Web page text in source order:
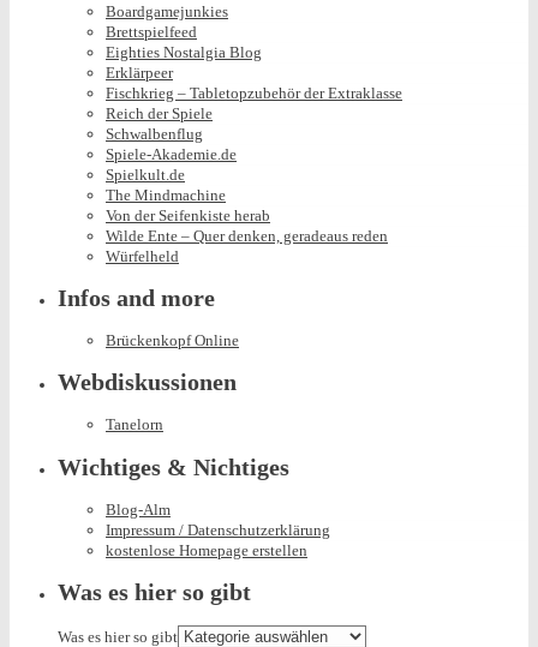
Boardgamejunkies
Brettspielfeed
Eighties Nostalgia Blog
Erklärpeer
Fischkrieg – Tabletopzubehör der Extraklasse
Reich der Spiele
Schwalbenflug
Spiele-Akademie.de
Spielkult.de
The Mindmachine
Von der Seifenkiste herab
Wilde Ente – Quer denken, geradeaus reden
Würfelheld
Infos and more
Brückenkopf Online
Webdiskussionen
Tanelorn
Wichtiges & Nichtiges
Blog-Alm
Impressum / Datenschutzerklärung
kostenlose Homepage erstellen
Was es hier so gibt
Was es hier so gibt